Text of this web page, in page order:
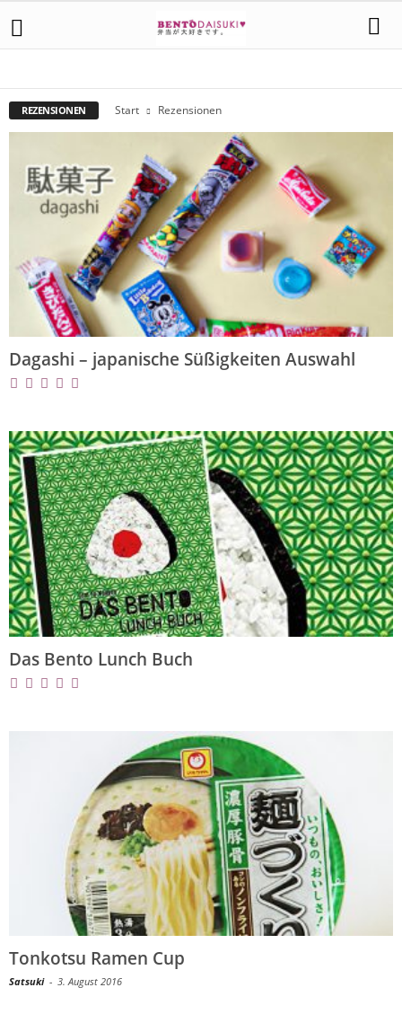
REZENSIONEN Start Rezensionen
Dagashi – japanische Süßigkeiten Auswahl
Das Bento Lunch Buch
Tonkotsu Ramen Cup
Satsuki - 3. August 2016